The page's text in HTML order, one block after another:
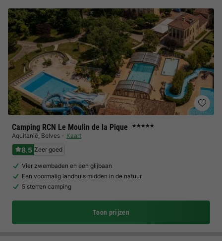
Camping RCN Le Moulin de la Pique ★★★★★
Aquitanië, Belves Kaart
8.5 Zeer goed
Vier zwembaden en een glijbaan
Een voormalig landhuis midden in de natuur
5 sterren camping
Toon prijzen